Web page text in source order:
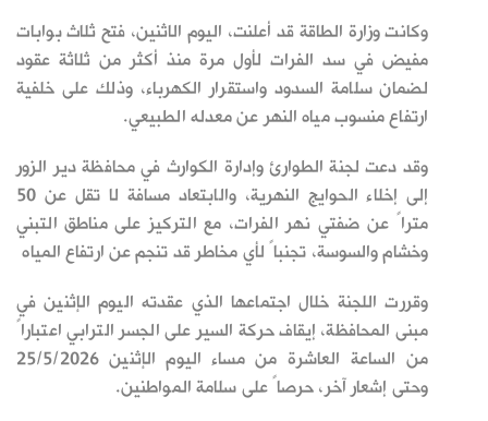
وكانت وزارة الطاقة قد أعلنت، اليوم الاثنين، فتح ثلاث بوابات
مفيض في سد الفرات لأول مرة منذ أكثر من ثلاثة عقود
لضمان سلامة السدود واستقرار الكهرباء، وذلك على خلفية
ارتفاع منسوب مياه النهر عن معدله الطبيعي.
وقد دعت لجنة الطوارئ وإدارة الكوارث في محافظة دير الزور
إلى إخلاء الحوايج النهرية، والابتعاد مسافة لا تقل عن 50
متراً عن ضفتي نهر الفرات، مع التركيز على مناطق التبني
وخشام والسوسة، تجنباً لأي مخاطر قد تنجم عن ارتفاع المياه
وقررت اللجنة خلال اجتماعها الذي عقدته اليوم الإثنين في
مبنى المحافظة، إيقاف حركة السير على الجسر الترابي اعتباراً
من الساعة العاشرة من مساء اليوم الإثنين 25/5/2026
وحتى إشعار آخر، حرصاً على سلامة المواطنين.